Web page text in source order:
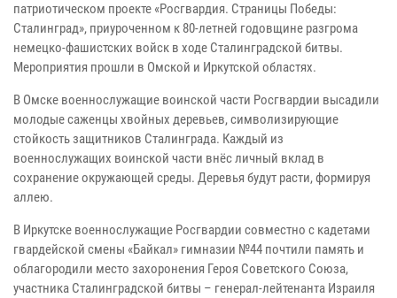
патриотическом проекте «Росгвардия. Страницы Победы:
Сталинград», приуроченном к 80-летней годовщине разгрома
немецко-фашистских войск в ходе Сталинградской битвы.
Мероприятия прошли в Омской и Иркутской областях.
В Омске военнослужащие воинской части Росгвардии высадили
молодые саженцы хвойных деревьев, символизирующие
стойкость защитников Сталинграда. Каждый из
военнослужащих воинской части внёс личный вклад в
сохранение окружающей среды. Деревья будут расти, формируя
аллею.
В Иркутске военнослужащие Росгвардии совместно с кадетами
гвардейской смены «Байкал» гимназии №44 почтили память и
облагородили место захоронения Героя Советского Союза,
участника Сталинградской битвы – генерал-лейтенанта Израиля